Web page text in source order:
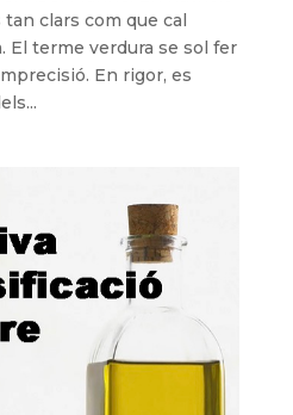
clars com que cal
El terme verdura se sol fer
En rigor, es